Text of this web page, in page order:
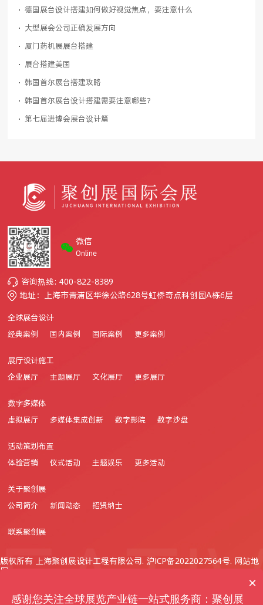
德国展台设计搭建如何做好视觉焦点，要注意什么
大型展会公司正确发展方向
厦门药机展展台搭建
展台搭建美国
韩国首尔展台搭建攻略
韩国首尔展台设计搭建需要注意哪些？
第七届进博会展台设计篇
微信
Online
咨询热线: 400-822-8389
地址：上海市青浦区华徐公路628号虹桥奇点科创园A栋6层
全球展台设计
经典案例
国内案例 国际案例 更多案例
展厅设计施工
企业展厅
主题展厅 文化展厅 更多展厅
数字多媒体
虚拟展厅
多媒体集成创新 数字影院 数字沙盘
活动策划布置
体验营销
仪式活动 主题娱乐 更多活动
关于聚创展
公司简介
新闻动态 招贤纳士
联系聚创展
版权所有 上海聚创展设计工程有限公司. 沪ICP备2022027564号. 网站地
图
精益求精 合作共赢
×
感谢您关注全球展览产业链一站式服务商：聚创展